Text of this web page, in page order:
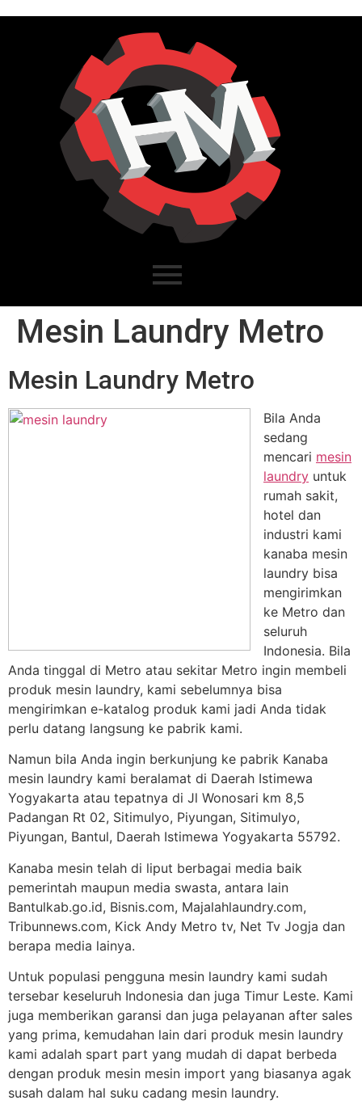
Mesin Laundry Metro
Mesin Laundry Metro
Bila Anda
sedang
mencari mesin
laundry untuk
rumah sakit,
hotel dan
industri kami
kanaba mesin
laundry bisa
mengirimkan
ke Metro dan
seluruh
Indonesia. Bila
Anda tinggal di Metro atau sekitar Metro ingin membeli
produk mesin laundry, kami sebelumnya bisa
mengirimkan e-katalog produk kami jadi Anda tidak
perlu datang langsung ke pabrik kami.
Namun bila Anda ingin berkunjung ke pabrik Kanaba
mesin laundry kami beralamat di Daerah Istimewa
Yogyakarta atau tepatnya di Jl Wonosari km 8,5
Padangan Rt 02, Sitimulyo, Piyungan, Sitimulyo,
Piyungan, Bantul, Daerah Istimewa Yogyakarta 55792.
Kanaba mesin telah di liput berbagai media baik
pemerintah maupun media swasta, antara lain
Bantulkab.go.id, Bisnis.com, Majalahlaundry.com,
Tribunnews.com, Kick Andy Metro tv, Net Tv Jogja dan
berapa media lainya.
Untuk populasi pengguna mesin laundry kami sudah
tersebar keseluruh Indonesia dan juga Timur Leste. Kami
juga memberikan garansi dan juga pelayanan after sales
yang prima, kemudahan lain dari produk mesin laundry
kami adalah spart part yang mudah di dapat berbeda
dengan produk mesin mesin import yang biasanya agak
susah dalam hal suku cadang mesin laundry.